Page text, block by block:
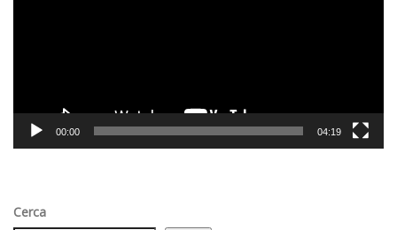
00:00 04:19
Cerca